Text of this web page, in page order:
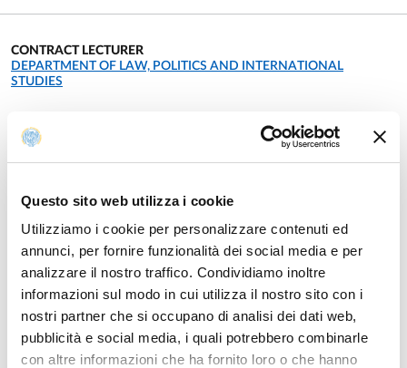
Questo sito web utilizza i cookie
Utilizziamo i cookie per personalizzare contenuti ed
annunci, per fornire funzionalità dei social media e per
analizzare il nostro traffico. Condividiamo inoltre
informazioni sul modo in cui utilizza il nostro sito con i
nostri partner che si occupano di analisi dei dati web,
pubblicità e social media, i quali potrebbero combinarle
con altre informazioni che ha fornito loro o che hanno
CONTRACT LECTURER
ORGANIZATIONAL AFFILIATION:
DEPARTMENT OF LAW, POLITICS AND INTERNATIONAL
STUDIES
Teacher's social media
Teacher's activities
Curriculum Vitae